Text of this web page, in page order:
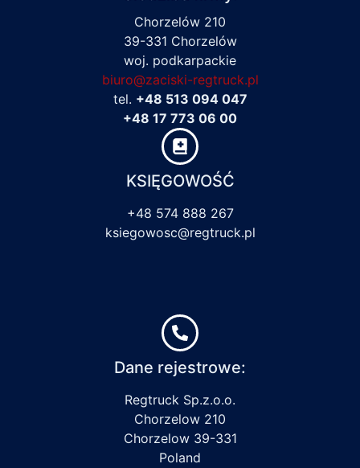
Chorzelów 210
39-331 Chorzelów
woj. podkarpackie
biuro@zaciski-regtruck.pl
tel. +48 513 094 047
+48 17 773 06 00
KSIĘGOWOŚĆ
+48 574 888 267
ksiegowosc@regtruck.pl
Dane rejestrowe:
Regtruck Sp.z.o.o.
Chorzelow 210
Chorzelow 39-331
Poland